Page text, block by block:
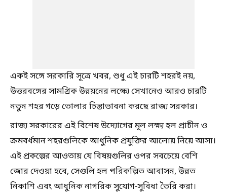
একই সঙ্গে সরকারি সূত্রে খবর, শুধু এই চারটি শহরই নয়,
উত্তরবঙ্গের সামগ্রিক উন্নয়নের লক্ষ্যে সেখানেও আরও চারটি
নতুন শহর গড়ে তোলার চিন্তাভাবনা করছে রাজ্য সরকার।
রাজ্য সরকারের এই বিশেষ উদ্যোগের মূল লক্ষ্য হল প্রাচীন ও
ক্রমবর্ধমান শহরগুলিকে আধুনিক প্রযুক্তির আলোয় নিয়ে আসা।
এই প্রকল্পের আওতায় যে বিষয়গুলির ওপর সবচেয়ে বেশি
জোর দেওয়া হবে, সেগুলি হল পরিকল্পিত আবাসন, উন্নত
নিকাশি এবং আধুনিক নাগরিক সুযোগ-সুবিধা তৈরি করা।